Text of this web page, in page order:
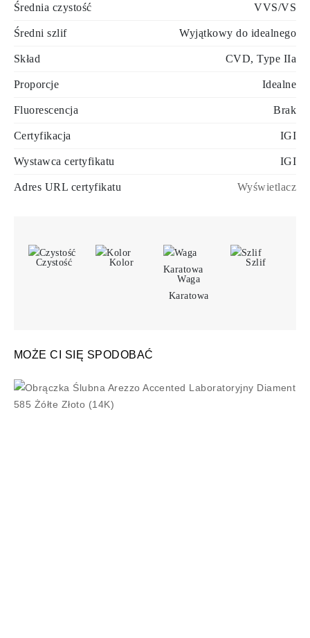
Średnia czystość VVS/VS
Średni szlif Wyjątkowy do idealnego
Skład CVD, Type IIa
Proporcje Idealne
Fluorescencja Brak
Certyfikacja IGI
Wystawca certyfikatu IGI
Adres URL certyfikatu Wyświetlacz
Czystość
Kolor
Waga
Karatowa
Szlif
MOŻE CI SIĘ SPODOBAĆ